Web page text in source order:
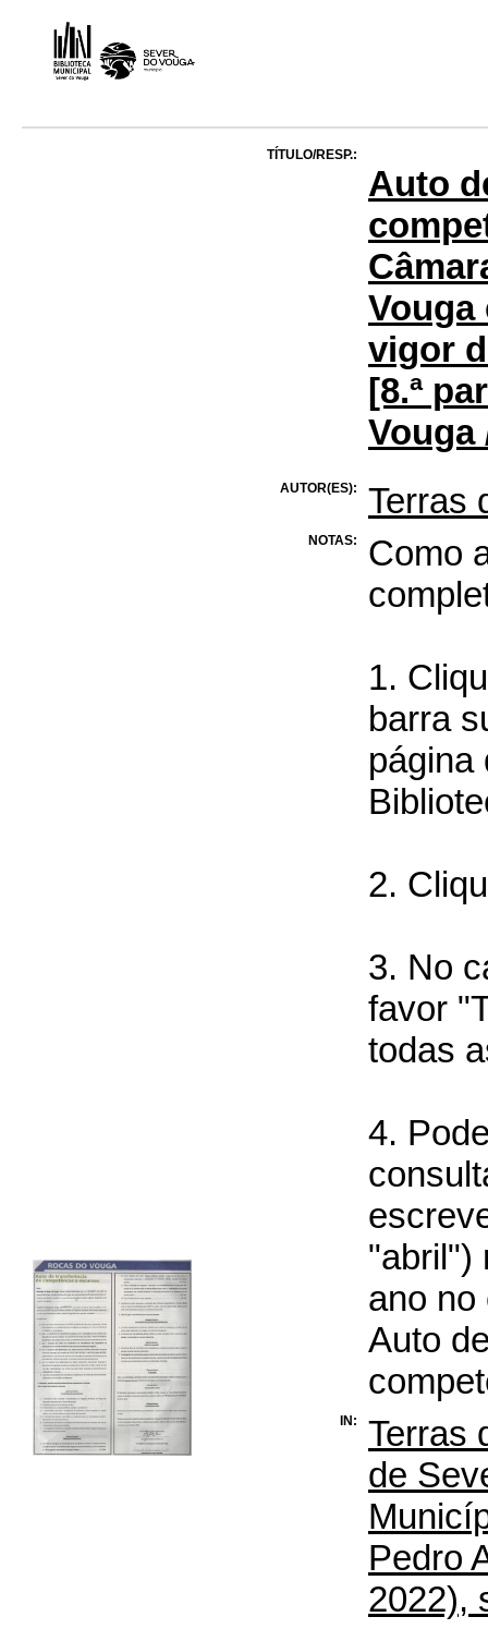
TÍTULO/RESP.:
Auto
Vouga
vigor
[8.ª
Vouga
AUTOR(ES): Terras
NOTAS:
Como
1.
barra
página
2.
3. No
favor
todas
4.
"abril")
ano no
Auto
IN:
Terras
de
Pedro
2022),